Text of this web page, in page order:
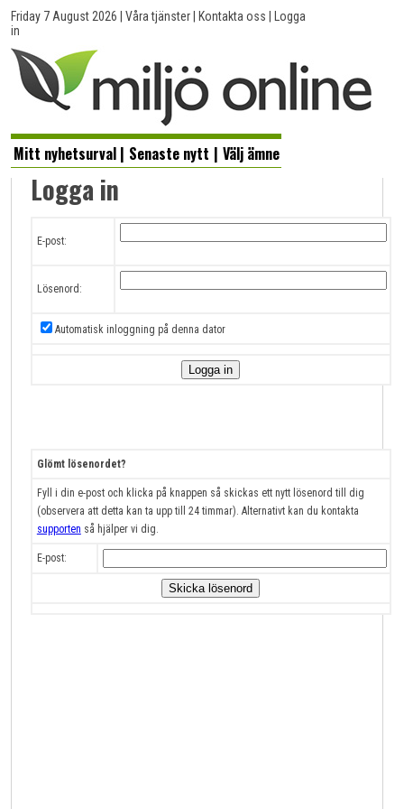
Friday 7 August 2026 |Våra tjänster Kontakta oss
Logga
in
Mitt nyhetsurval | Senaste nytt | Välj ämne
Logga in
E-post:
Lösenord:
Automatisk inloggning på denna dator
Glömt lösenordet?
Fyll i din e-post och klicka på knappen så skickas ett nytt lösenord till dig
(observera att detta kan ta upp till 24 timmar). Alternativt kan du kontakta
supporten så hjälper vi dig.
E-post: